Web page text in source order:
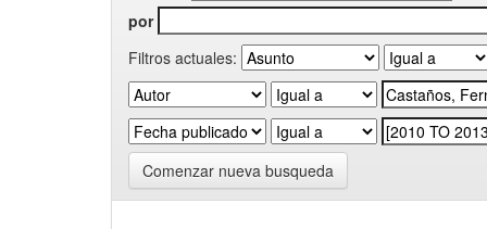
por
Filtros actuales:
Comenzar nueva busqueda